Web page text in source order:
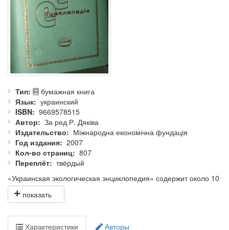
Тип
бумажная книга
Язык
украинский
ISBN
9669578515
Автор
За ред Р. Дяківа
Издательство
Міжнародна економічна фундація
Год издания
2007
Кол-во страниц
807
Переплёт
твёрдый
«Украинская экологическая энциклопедия» содержит около 10
тысяч наиболее употребляемых терминов, определений,
толкований, слов и словосочетаний из теоретических,
вопросам экологии, окружающей среды,
Характеристики Авторы